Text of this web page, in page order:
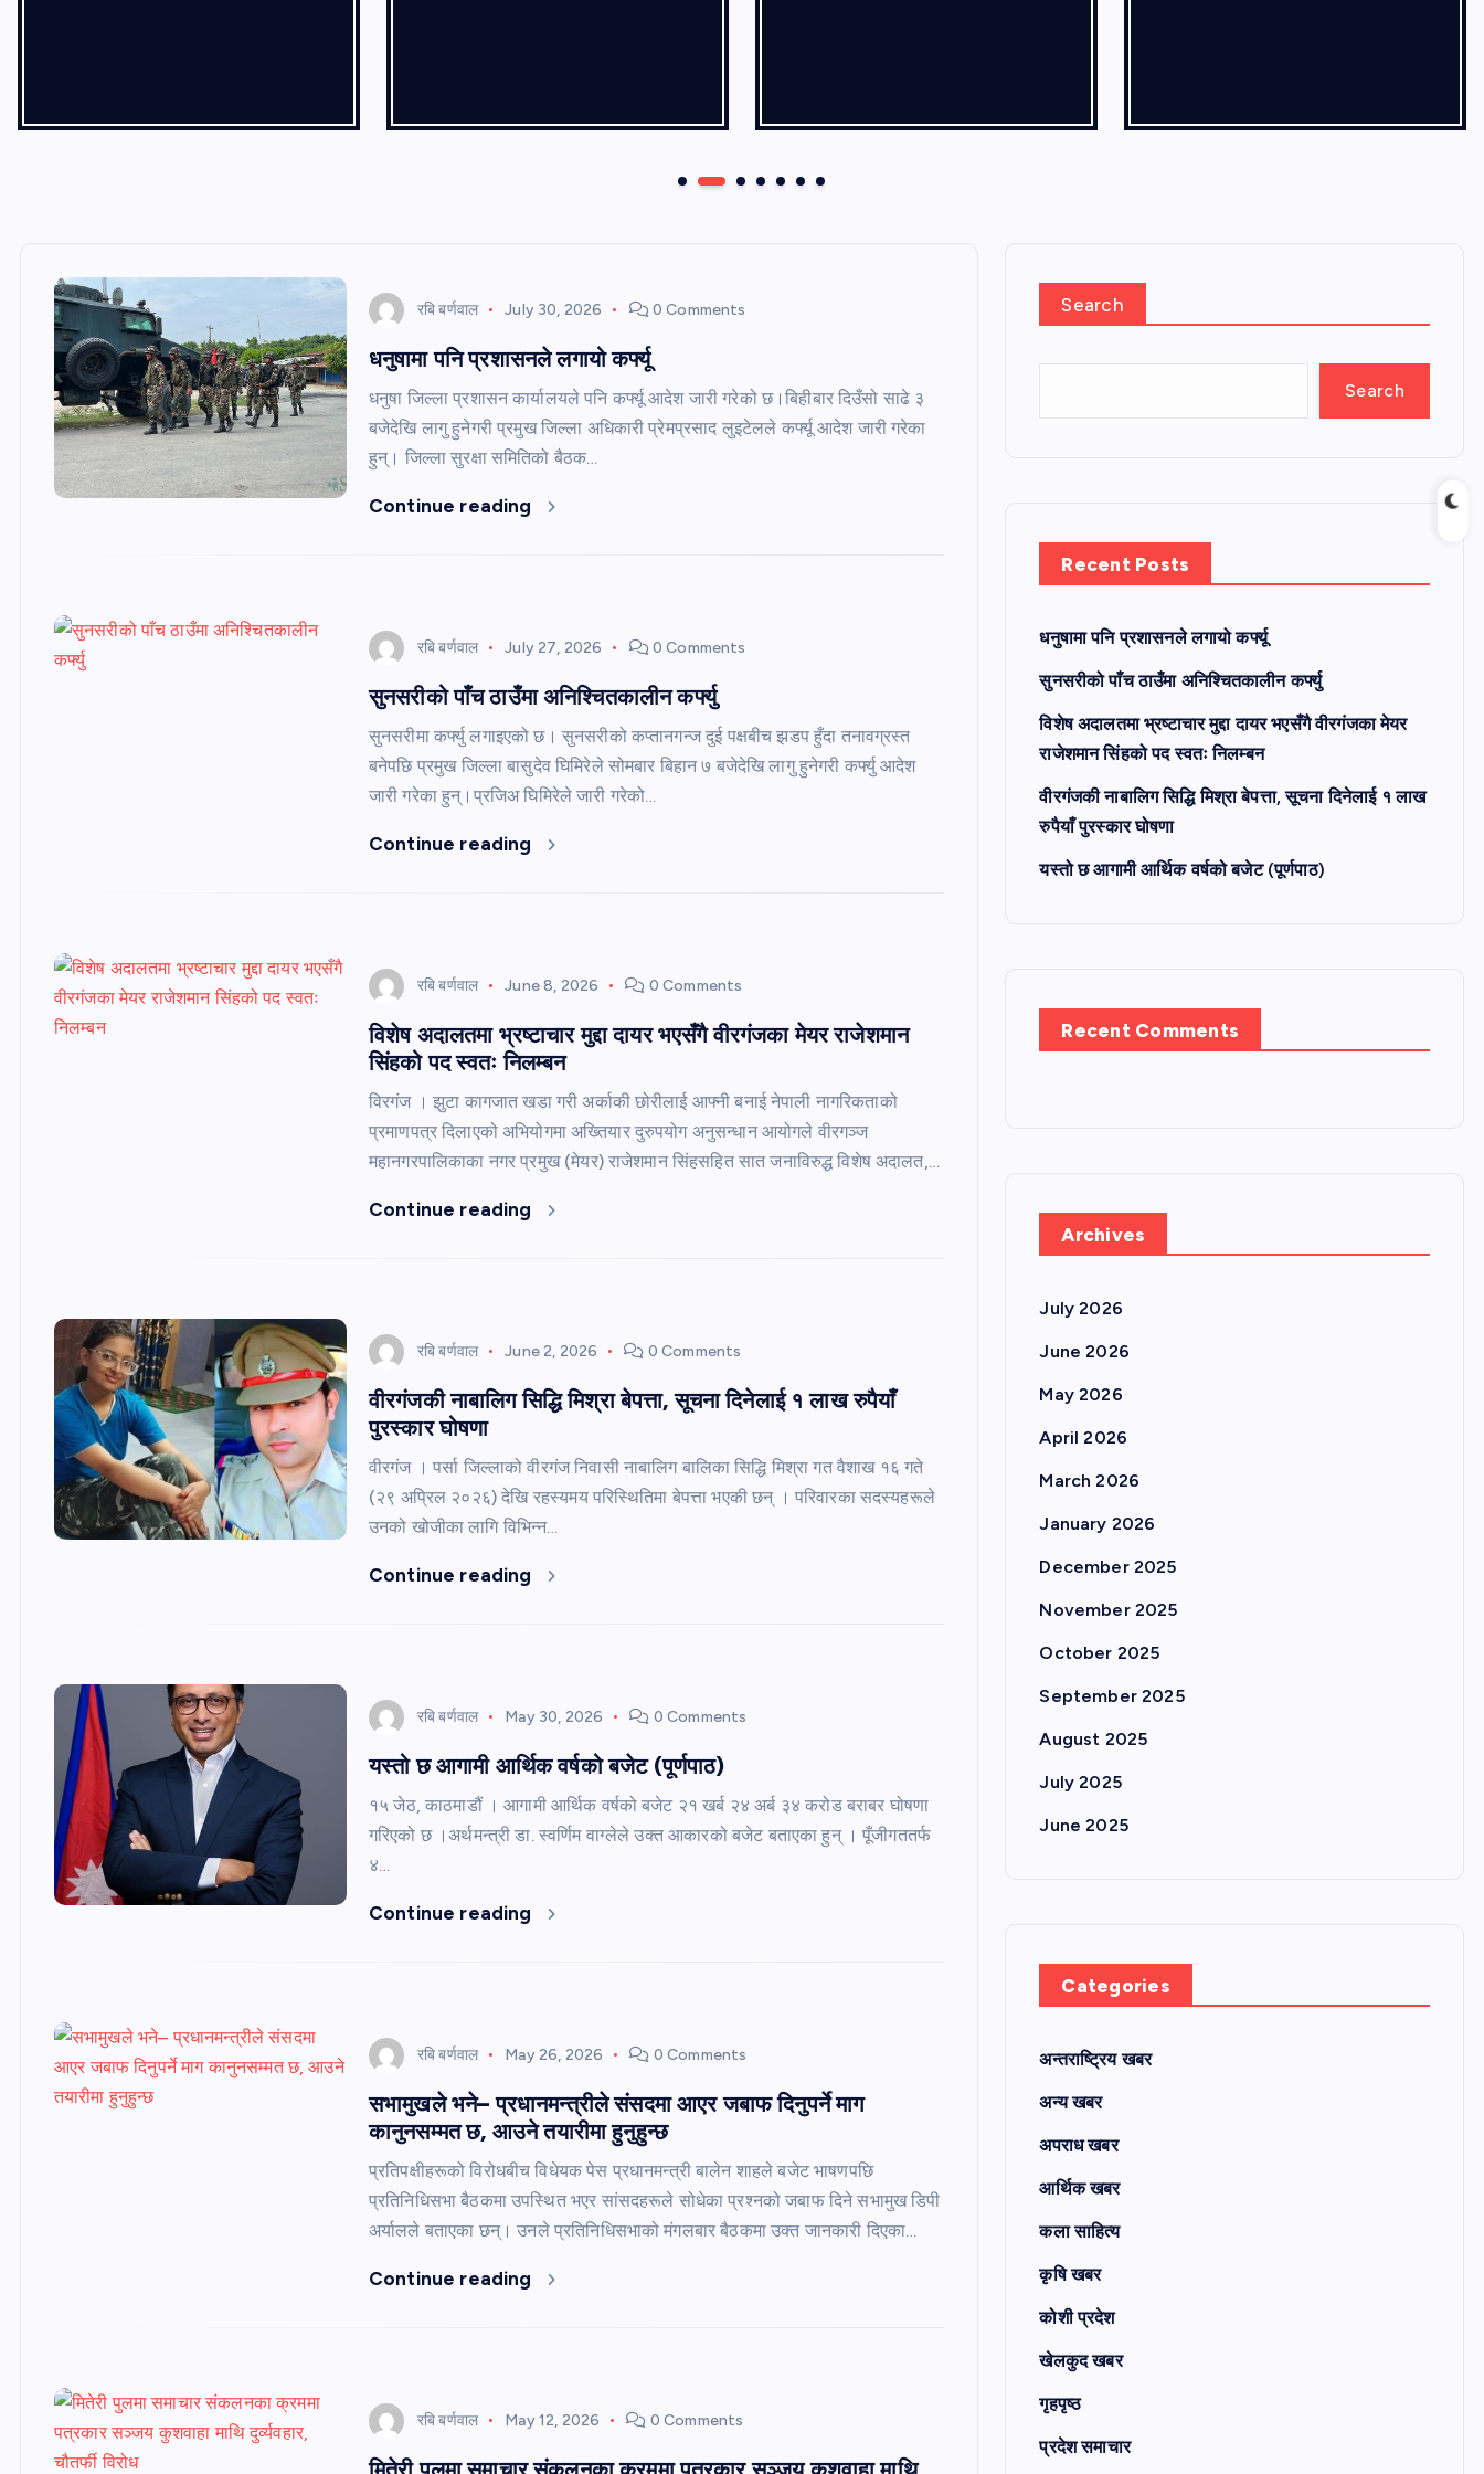
रबि बर्णवाल July 30, 2026 0 Comments
धनुषामा पनि प्रशासनले लगायो कर्फ्यू
धनुषा जिल्ला प्रशासन कार्यालयले पनि कर्फ्यू आदेश जारी गरेको छ।बिहीबार दिउँसो साढे ३
बजेदेखि लागु हुनेगरी प्रमुख जिल्ला अधिकारी प्रेमप्रसाद लुइटेलले कर्फ्यू आदेश जारी गरेका
हुन्। जिल्ला सुरक्षा समितिको बैठक…
Continue reading
रबि बर्णवाल July 27, 2026 0 Comments
सुनसरीको पाँच ठाउँमा अनिश्चितकालीन कर्फ्यु
सुनसरीमा कर्फ्यु लगाइएको छ। सुनसरीको कप्तानगन्ज दुई पक्षबीच झडप हुँदा तनावग्रस्त
बनेपछि प्रमुख जिल्ला बासुदेव घिमिरेले सोमबार बिहान ७ बजेदेखि लागु हुनेगरी कर्फ्यु आदेश
जारी गरेका हुन्।प्रजिअ घिमिरेले जारी गरेको…
Continue reading
रबि बर्णवाल June 8, 2026 0 Comments
विशेष अदालतमा भ्रष्टाचार मुद्दा दायर भएसँगै वीरगंजका मेयर राजेशमान
सिंहको पद स्वतः निलम्बन
विरगंज । झुटा कागजात खडा गरी अर्काकी छोरीलाई आफ्नी बनाई नेपाली नागरिकताको
प्रमाणपत्र दिलाएको अभियोगमा अख्तियार दुरुपयोग अनुसन्धान आयोगले वीरगञ्ज
महानगरपालिकाका नगर प्रमुख (मेयर) राजेशमान सिंहसहित सात जनाविरुद्ध विशेष अदालत,…
Continue reading
रबि बर्णवाल June 2, 2026 0 Comments
वीरगंजकी नाबालिग सिद्धि मिश्रा बेपत्ता, सूचना दिनेलाई १ लाख रुपैयाँ
पुरस्कार घोषणा
वीरगंज । पर्सा जिल्लाको वीरगंज निवासी नाबालिग बालिका सिद्धि मिश्रा गत वैशाख १६ गते
(२९ अप्रिल २०२६) देखि रहस्यमय परिस्थितिमा बेपत्ता भएकी छन् । परिवारका सदस्यहरूले
उनको खोजीका लागि विभिन्न…
Continue reading
रबि बर्णवाल May 30, 2026 0 Comments
यस्तो छ आगामी आर्थिक वर्षको बजेट (पूर्णपाठ)
१५ जेठ, काठमाडौं । आगामी आर्थिक वर्षको बजेट २१ खर्ब २४ अर्ब ३४ करोड बराबर घोषणा
गरिएको छ ।अर्थमन्त्री डा. स्वर्णिम वाग्लेले उक्त आकारको बजेट बताएका हुन् । पूँजीगततर्फ
४…
Continue reading
रबि बर्णवाल May 26, 2026 0 Comments
सभामुखले भने– प्रधानमन्त्रीले संसदमा आएर जबाफ दिनुपर्ने माग
कानुनसम्मत छ, आउने तयारीमा हुनुहुन्छ
प्रतिपक्षीहरूको विरोधबीच विधेयक पेस प्रधानमन्त्री बालेन शाहले बजेट भाषणपछि
प्रतिनिधिसभा बैठकमा उपस्थित भएर सांसदहरूले सोधेका प्रश्नको जबाफ दिने सभामुख डिपी
अर्यालले बताएका छन्। उनले प्रतिनिधिसभाको मंगलबार बैठकमा उक्त जानकारी दिएका…
Continue reading
रबि बर्णवाल May 12, 2026 0 Comments
Search
Search
Recent Posts
धनुषामा पनि प्रशासनले लगायो कर्फ्यू
सुनसरीको पाँच ठाउँमा अनिश्चितकालीन कर्फ्यु
विशेष अदालतमा भ्रष्टाचार मुद्दा दायर भएसँगै वीरगंजका मेयर
राजेशमान सिंहको पद स्वतः निलम्बन
वीरगंजकी नाबालिग सिद्धि मिश्रा बेपत्ता, सूचना दिनेलाई १ लाख
रुपैयाँ पुरस्कार घोषणा
यस्तो छ आगामी आर्थिक वर्षको बजेट (पूर्णपाठ)
Recent Comments
Archives
July 2026
June 2026
May 2026
April 2026
March 2026
January 2026
December 2025
November 2025
October 2025
September 2025
August 2025
July 2025
June 2025
Categories
अन्तराष्ट्रिय खबर
अन्य खबर
अपराध खबर
आर्थिक खबर
कला साहित्य
कृषि खबर
कोशी प्रदेश
खेलकुद खबर
गृहपृष्ठ
प्रदेश समाचार